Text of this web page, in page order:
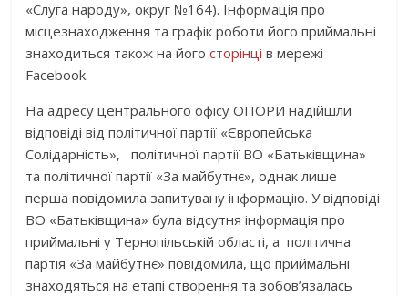
«Слуга народу», округ №164). Інформація про
місцезнаходження та графік роботи його приймальні
знаходиться також на йогосторінці в мережі
Facebook.
На адресу центрального офісу ОПОРИ надійшли
відповіді від політичної партії «Європейська
Солідарність», політичної партії ВО «Батьківщина»
та політичної партії «За майбутнє», однак лише
перша повідомила запитувану інформацію. У відповіді
ВО «Батьківщина» була відсутня інформація про
приймальні у Тернопільській області, а політична
партія «За майбутнє» повідомила, що приймальні
знаходяться на етапі створення та зобов’язалась